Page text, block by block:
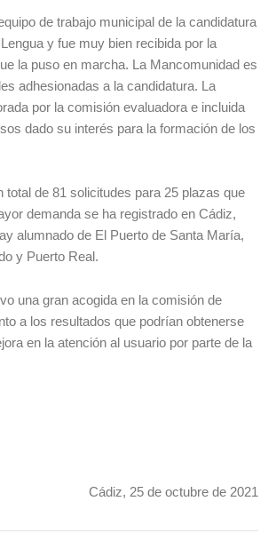
letra
de trabajo municipal de la candidatura
y fue muy bien recibida por la
la puso en marcha. La Mancomunidad es
adhesionadas a la candidatura. La
por la comisión evaluadora e incluida
dado su interés para la formación de los
total de 81 solicitudes para 25 plazas que
demanda se ha registrado en Cádiz,
alumnado de El Puerto de Santa María,
y Puerto Real.
una gran acogida en la comisión de
a los resultados que podrían obtenerse
en la atención al usuario por parte de la
Cádiz, 25 de octubre de 2021